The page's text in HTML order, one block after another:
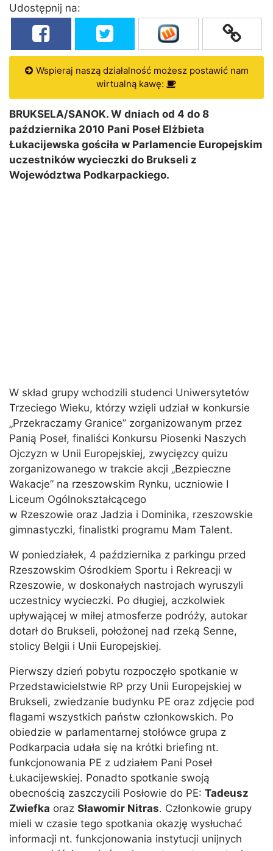
Udostępnij na:
Wspieraj naszą działalność możesz postawić nam
wirtualną kawę:
BRUKSELA/SANOK. W dniach od 4 do 8
października 2010 Pani Poseł Elżbieta
Łukacijewska gościła w Parlamencie Europejskim
uczestników wycieczki do Brukseli z
Województwa Podkarpackiego.
W skład grupy wchodzili studenci Uniwersytetów
Trzeciego Wieku, którzy wzięli udział w konkursie
„Przekraczamy Granice” zorganizowanym przez
Panią Poseł, finaliści Konkursu Piosenki Naszych
Ojczyzn w Unii Europejskiej, zwycięzcy quizu
zorganizowanego w trakcie akcji „Bezpieczne
Wakacje” na rzeszowskim Rynku, uczniowie I
Liceum Ogólnokształcącego
w Rzeszowie oraz Jadzia i Dominika, rzeszowskie
gimnastyczki, finalistki programu Mam Talent.
W poniedziałek, 4 października z parkingu przed
Rzeszowskim Ośrodkiem Sportu i Rekreacji w
Rzeszowie, w doskonałych nastrojach wyruszyli
uczestnicy wycieczki. Po długiej, aczkolwiek
upływającej w miłej atmosferze podróży, autokar
dotarł do Brukseli, położonej nad rzeką Senne,
stolicy Belgii i Unii Europejskiej.
Pierwszy dzień pobytu rozpoczęło spotkanie w
Przedstawicielstwie RP przy Unii Europejskiej w
Brukseli, zwiedzanie budynku PE oraz zdjęcie pod
flagami wszystkich państw członkowskich. Po
obiedzie w parlamentarnej stołówce grupa z
Podkarpacia udała się na krótki briefing nt.
funkcjonowania PE z udziałem Pani Poseł
Łukacijewskiej. Ponadto spotkanie swoją
obecnością zaszczycili Posłowie do PE: Tadeusz
Zwiefka oraz Sławomir Nitras. Członkowie grupy
mieli w czasie tego spotkania okazję wysłuchać
informacji nt. funkcjonowania instytucji unijnych